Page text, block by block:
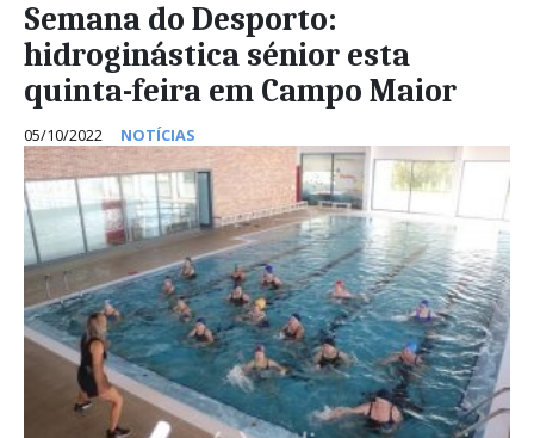
Semana do Desporto:
hidroginástica sénior esta
quinta-feira em Campo Maior
05/10/2022 NOTÍCIAS